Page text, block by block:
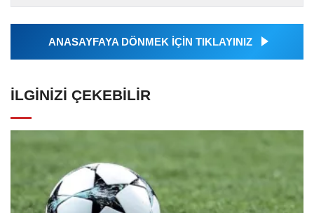
Ajansı tarafından...
ANASAYFAYA DÖNMEK İÇİN TIKLAYINIZ
İLGINIZI ÇEKEBILIR